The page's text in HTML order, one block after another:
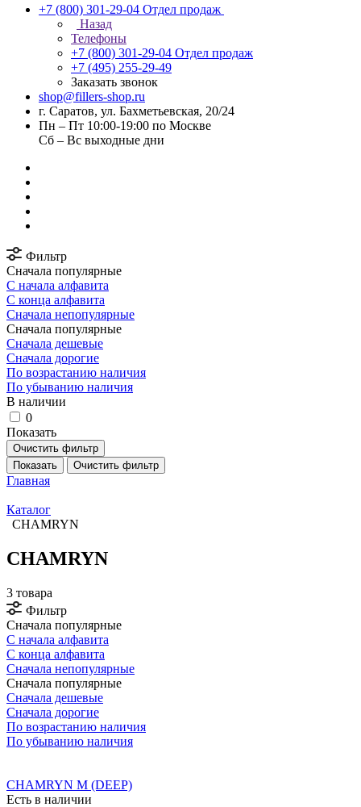
+7 (800) 301-29-04 Отдел продаж
Назад
Телефоны
+7 (800) 301-29-04 Отдел продаж
+7 (495) 255-29-49
Заказать звонок
shop@fillers-shop.ru
г. Саратов, ул. Бахметьевская, 20/24
Пн – Пт 10:00-19:00 по Москве
Сб – Вс выходные дни
Фильтр
Сначала популярные
С начала алфавита
С конца алфавита
Сначала непопулярные
Сначала популярные
Сначала дешевые
Сначала дорогие
По возрастанию наличия
По убыванию наличия
В наличии
0
Показать
Очистить фильтр
Показать
Очистить фильтр
Главная
Каталог
CHAMRYN
CHAMRYN
3 товара
Фильтр
Сначала популярные
С начала алфавита
С конца алфавита
Сначала непопулярные
Сначала популярные
Сначала дешевые
Сначала дорогие
По возрастанию наличия
По убыванию наличия
CHAMRYN M (DEEP)
Есть в наличии